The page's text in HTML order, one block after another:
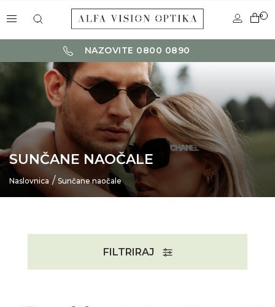
0
NAZOVITE 0800 0890
SUNČANE NAOČALE
Naslovnica Sunčane naočale
FILTRIRAJ